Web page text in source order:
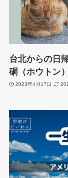
台北からの日
硐（ホウトン）
2023年4月17日